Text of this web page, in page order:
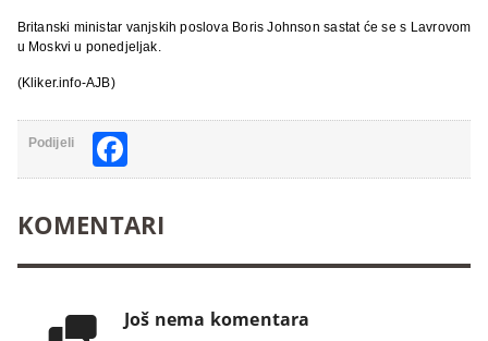
Britanski ministar vanjskih poslova Boris Johnson sastat će se s Lavrovom
u Moskvi u ponedjeljak.
(Kliker.info-AJB)
Podijeli
KOMENTARI
Još nema komentara